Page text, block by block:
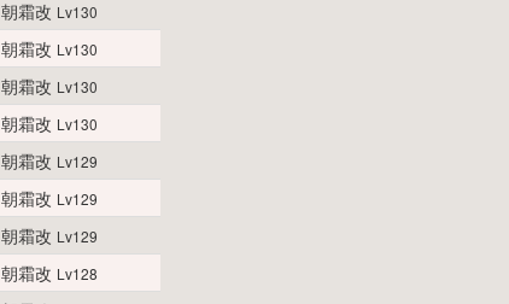
朝霜改 Lv130
朝霜改 Lv130
朝霜改 Lv130
朝霜改 Lv130
朝霜改 Lv129
朝霜改 Lv129
朝霜改 Lv129
朝霜改 Lv128